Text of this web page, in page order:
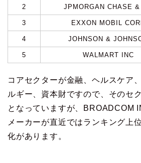
2 JPMORGAN CHASE &
3 EXXON MOBIL
4 JOHNSON &
5 WALMART INC
コアセクターが金融、ヘルスケア
ルギー、資本財ですので、そのセ
となっていますが、BROADCOM
メーカーが直近ではランキング上
化があります。